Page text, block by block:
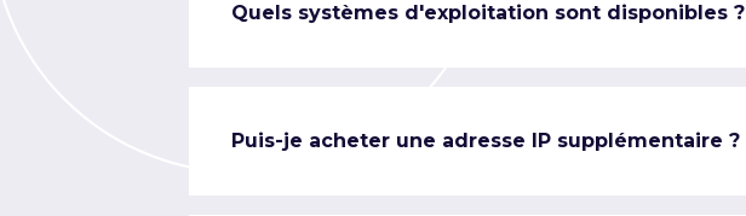
Quels systèmes d'exploitation sont disponibles ?
Puis-je acheter une adresse IP supplémentaire ?